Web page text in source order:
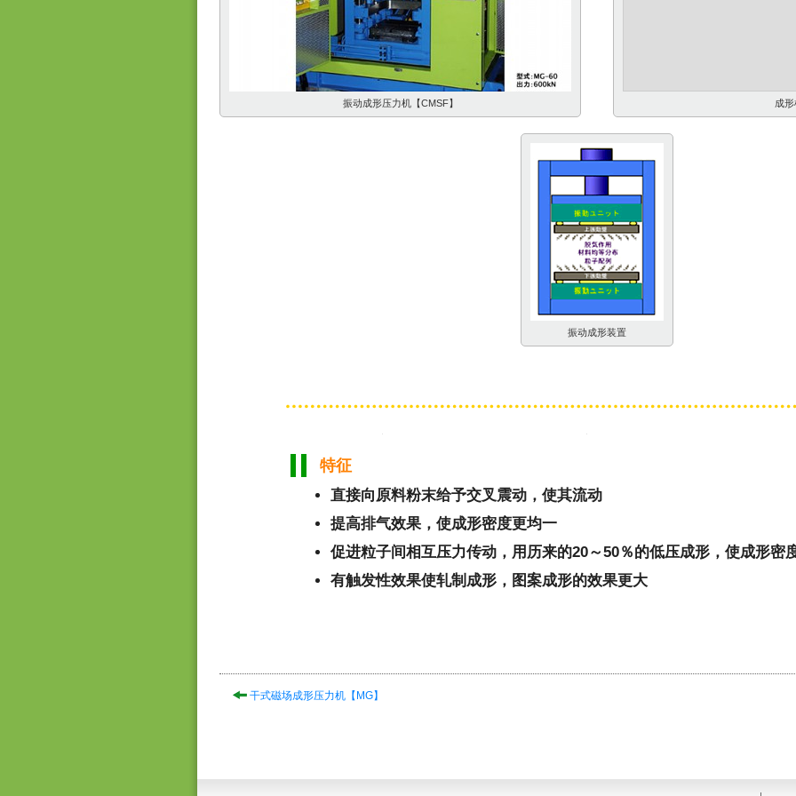
振动成形压力机【CMSF】 成
振动成形装置
特征
直接向原料粉末给予交叉震动，使其流动
提高排气效果，使成形密度更均一
促进粒子间相互压力传动，用历来的20～50％的低压成形，使成形密
有触发性效果使轧制成形，图案成形的效果更大
干式磁场成形压力机【MG】